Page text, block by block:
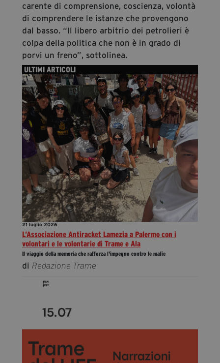
carente di comprensione, coscienza, volontà
di comprendere le istanze che provengono
dal basso. “Il libero arbitrio dei petrolieri è
colpa della politica che non è in grado di
porvi un freno”, sottolinea.
ULTIMI ARTICOLI
21 luglio 2026
L’Associazione Antiracket Lamezia a Palermo con i
volontari e le volontarie di Trame e Ala
Il viaggio della memoria che rafforza l'impegno contro le mafie
di Redazione Trame